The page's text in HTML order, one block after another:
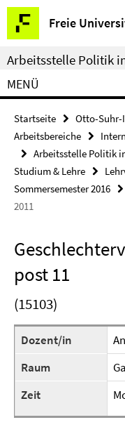
Springe
direkt
zu
Inhalt
Freie
Service-
Navigation
Arbeitsstelle Politik
MENÜ
Startseite
Otto-
Arbeitsbereiche
Arbeitsstelle Politik
Studium & Lehre
Sommersemester 2016
2011
post 11
(15103)
Dozent/in
Raum
Zeit